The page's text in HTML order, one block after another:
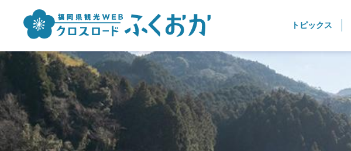
トピックス